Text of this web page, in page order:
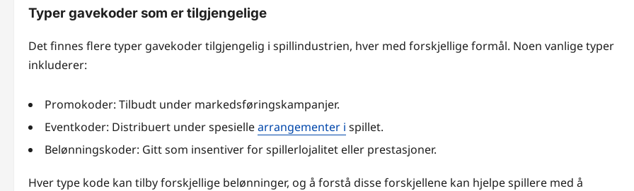
Typer gavekoder som er tilgjengelige
Det finnes flere typer gavekoder tilgjengelig i spillindustrien, hver med forskjellige formål. Noen vanlige typer
inkluderer:
Promokoder: Tilbudt under markedsføringskampanjer.
Eventkoder: Distribuert under spesiellearrangementer i spillet.
Belønningskoder: Gitt som insentiver for spillerlojalitet eller prestasjoner.
Hver type kode kan tilby forskjellige belønninger, og å forstå disse forskjellene kan hjelpe spillere med å